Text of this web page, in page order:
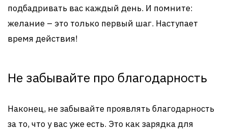
подбадривать вас каждый день. И помните:
желание – это только первый шаг. Наступает
время действия!
Не забывайте про благодарность
Наконец, не забывайте проявлять благодарность
за то, что у вас уже есть. Это как зарядка для